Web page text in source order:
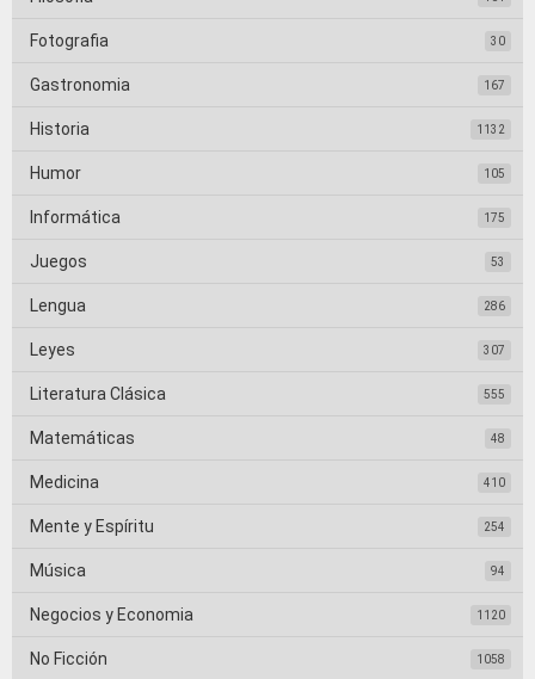
Fotografia 30
Gastronomia 167
Historia 1132
Humor 105
Informática 175
Juegos 53
Lengua 286
Leyes 307
Literatura Clásica 555
Matemáticas 48
Medicina 410
Mente y Espíritu 254
Música 94
Negocios y Economia 1120
No Ficción 1058